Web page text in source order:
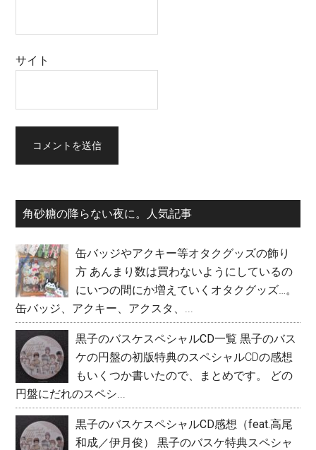
サイト
最
の
サ
イ
ド
バ
ー
角砂糖の降らない夜に。人気記事
缶バッジやアクキー等オタクグッズの飾り
方 あんまり数は買わないようにしているの
にいつの間にか増えていくオタクグッズ…。
缶バッジ、アクキー、アクスタ、...
黒子のバスケスペシャルCD一覧 黒子のバス
ケの円盤の初版特典のスペシャルCDの感想
もいくつか書いたので、まとめです。 どの
円盤にだれのスペシ...
黒子のバスケスペシャルCD感想（feat.高尾
和成／伊月俊）
黒子のバスケ特典スペシャ